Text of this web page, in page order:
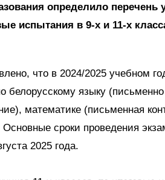
определило
испытания в 9-х и 11-х
что в 2024/2025 учебном
белорусскому языку
математике (письменная
сроки проведения
2025 года.